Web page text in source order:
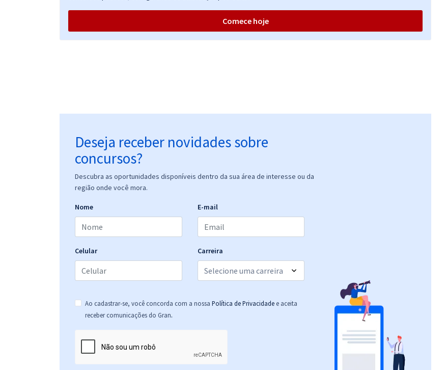
Comece hoje
Deseja receber novidades sobre
concursos?
Descubra as oportunidades disponíveis dentro da sua área de interesse ou da
região onde você mora.
Nome E-mail
Celular Carreira
Ao cadastrar-se, você concorda com a nossa Política de Privacidade e aceita
receber comunicações do Gran.